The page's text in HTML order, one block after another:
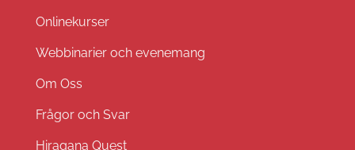
Onlinekurser
Webbinarier och evenemang
Om Oss
Frågor och Svar
Hiragana Quest